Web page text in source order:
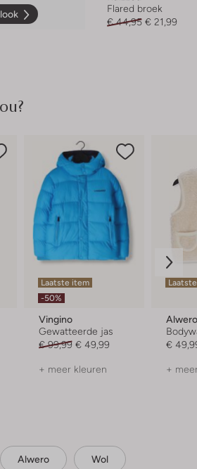
Flared broek
€ 44,95 € 21,99
Laatste item
-50%
Vingino
Gewatteerde jas
€ 99,99 € 49,99
+ meer kleuren
€
+
Alwero Wol